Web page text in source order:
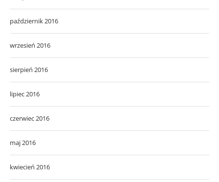
październik 2016
wrzesień 2016
sierpień 2016
lipiec 2016
czerwiec 2016
maj 2016
kwiecień 2016